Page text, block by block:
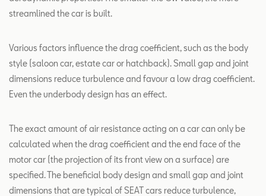
streamlined the car is built.
Various factors influence the drag coefficient, such as the body
style (saloon car, estate car or hatchback). Small gap and joint
dimensions reduce turbulence and favour a low drag coefficient.
Even the underbody design has an effect.
The exact amount of air resistance acting on a car can only be
calculated when the drag coefficient and the end face of the
motor car (the projection of its front view on a surface) are
specified. The beneficial body design and small gap and joint
dimensions that are typical of SEAT cars reduce turbulence,